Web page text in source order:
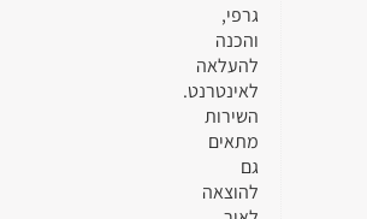
גרפי,
והכנה
להעלאה
לאינטרנט.
השירות
מתאים
גם
להוצאה